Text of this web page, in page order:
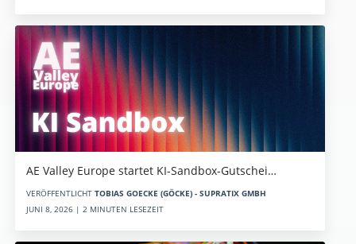
AE Valley Europe startet KI-Sandbox-Gutschei…
VERÖFFENTLICHT TOBIAS GOECKE (GÖCKE) - SUPRATIX GMBH
JUNI 8, 2026 | 2 MINUTEN LESEZEIT